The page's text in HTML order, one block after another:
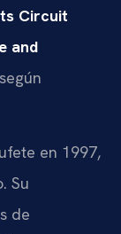
Circuit
and
en 1997,
Su
de